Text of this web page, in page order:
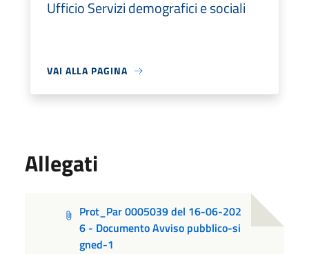
Ufficio Servizi demografici e sociali
VAI ALLA PAGINA
Allegati
Prot_Par 0005039 del 16-06-202
6 - Documento Avviso pubblico-si
gned-1